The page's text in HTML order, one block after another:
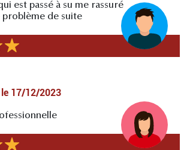
est passé à su me rassuré
de suite
le 17/12/2023